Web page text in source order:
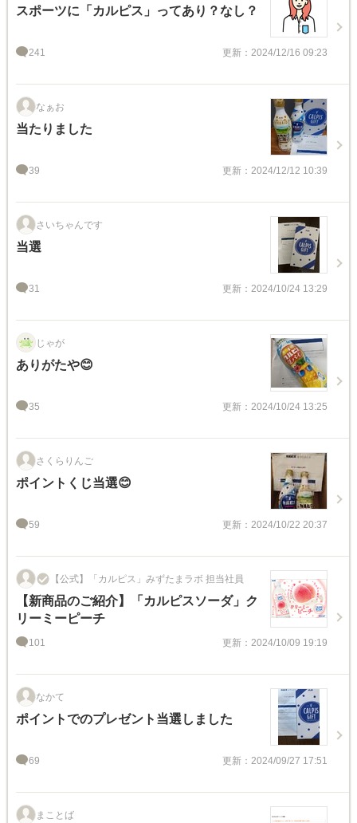
スポーツに「カルピス」ってあり？なし？
241 更新：2024/12/16 09:23
なぁお
当たりました
39 更新：2024/12/12 10:39
さいちゃんです
当選
31 更新：2024/10/24 13:29
じゃが
ありがたや😊
35 更新：2024/10/24 13:25
さくらりんご
ポイントくじ当選😊
59 更新：2024/10/22 20:37
【公式】「カルピス」みずたまラボ 担当社員
【新商品のご紹介】「カルピスソーダ」ク
リーミーピーチ
101 更新：2024/10/09 19:19
なかて
ポイントでのプレゼント当選しました
69 更新：2024/09/27 17:51
まことば